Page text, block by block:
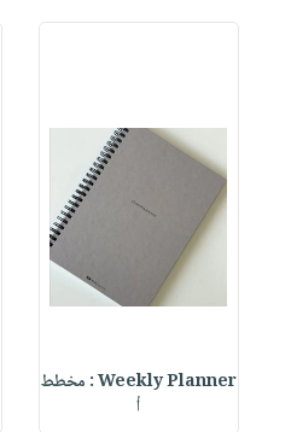
Weekly Planner : مخطط
أ